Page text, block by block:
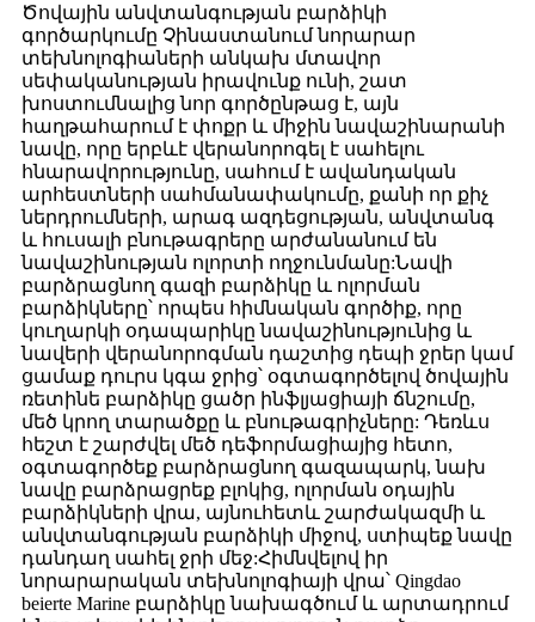
Ծովային անվտանգության բարձիկի
գործարկումը Չինաստանում նորարար
տեխնոլոգիաների անկախ մտավոր
սեփականության իրավունք ունի, շատ
խոստումնալից նոր գործընթաց է, այն
հաղթահարում է փոքր և միջին նավաշինարանի
նավը, որը երբևէ վերանորոգել է սահելու
հնարավորությունը, սահում է ավանդական
արհեստների սահմանափակումը, քանի որ քիչ
ներդրումների, արագ ազդեցության, անվտանգ
և հուսալի բնութագրերը արժանանում են
նավաշինության ոլորտի ողջունմանը:Նավի
բարձրացնող գազի բարձիկը և ոլորման
բարձիկները՝ որպես հիմնական գործիք, որը
կուղարկի օդապարիկը նավաշինությունից և
նավերի վերանորոգման դաշտից դեպի ջրեր կամ
ցամաք դուրս կգա ջրից՝ օգտագործելով ծովային
ռետինե բարձիկը ցածր ինֆլյացիայի ճնշումը,
մեծ կրող տարածքը և բնութագրիչները: Դեռևս
հեշտ է շարժվել մեծ դեֆորմացիայից հետո,
օգտագործեք բարձրացնող գազապարկ, նախ
նավը բարձրացրեք բլոկից, ոլորման օդային
բարձիկների վրա, այնուհետև շարժակազմի և
անվտանգության բարձիկի միջով, ստիպեք նավը
դանդաղ սահել ջրի մեջ:Հիմնվելով իր
նորարարական տեխնոլոգիայի վրա՝ Qingdao
beierte Marine բարձիկը նախագծում և արտադրում